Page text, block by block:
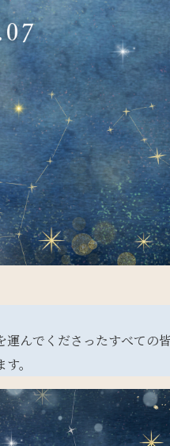
んでくださったすべての皆
。